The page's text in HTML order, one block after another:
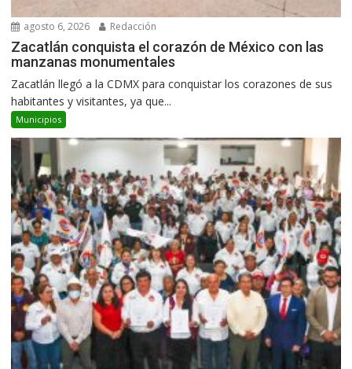
agosto 6, 2026 Redacción
Zacatlán conquista el corazón de México con las
manzanas monumentales
Zacatlán llegó a la CDMX para conquistar los corazones de sus
habitantes y visitantes, ya que...
Municipios